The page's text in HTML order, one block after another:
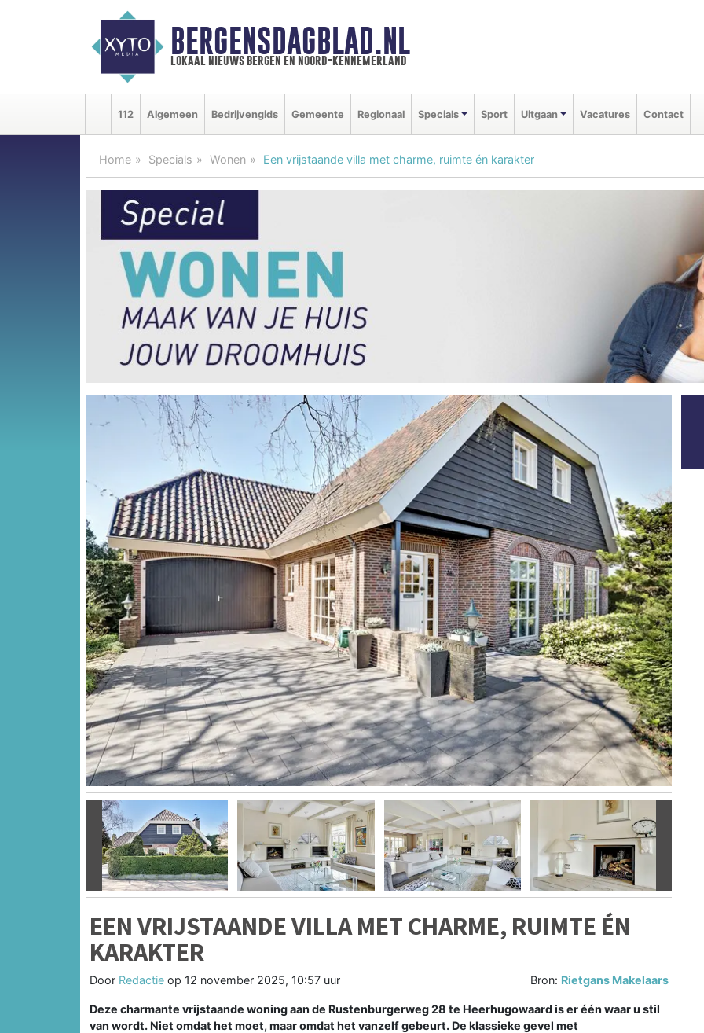
BERGENSDAGBLAD.NL
lokaal nieuws bergen en noord-kennemerland
112 Algemeen Bedrijvengids Gemeente Regionaal Specials Sport Uitgaan Vacatures Contact
Home Specials Wonen Een vrijstaande villa met charme, ruimte én karakter
Vorige
EEN VRIJSTAANDE VILLA MET CHARME, RUIMTE ÉN
KARAKTER
Door Redactie op 12 november 2025, 10:57 uur Bron: Rietgans Makelaars
Deze charmante vrijstaande woning aan de Rustenburgerweg 28 te Heerhugowaard is er één waar u stil
van wordt. Niet omdat het moet, maar omdat het vanzelf gebeurt. De klassieke gevel met